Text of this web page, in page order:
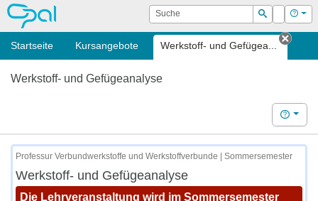
OPAL Suche
Suchen
Login Hilfe
Startseite Kursangebote Werkstoff- und Gefügea...
Tab
Werkstoff- und Gefügeanalyse
Hilfe
Professur Verbundwerkstoffe und Werkstoffverbunde | Sommersemester
Werkstoff- und Gefügeanalyse
Die Lehrveranstaltung wird im Sommersemester